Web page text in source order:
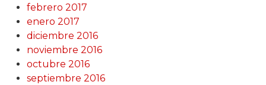
febrero 2017
enero 2017
diciembre 2016
noviembre 2016
octubre 2016
septiembre 2016